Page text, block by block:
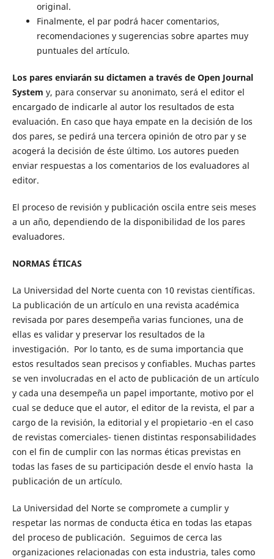
original.
Finalmente, el par podrá hacer comentarios,
recomendaciones y sugerencias sobre apartes muy
puntuales del artículo.
Los pares enviarán su dictamen a través de Open Journal
System y, para conservar su anonimato, será el editor el
encargado de indicarle al autor los resultados de esta
evaluación. En caso que haya empate en la decisión de los
dos pares, se pedirá una tercera opinión de otro par y se
acogerá la decisión de éste último. Los autores pueden
enviar respuestas a los comentarios de los evaluadores al
editor.
El proceso de revisión y publicación oscila entre seis meses
a un año, dependiendo de la disponibilidad de los pares
evaluadores.
NORMAS ÉTICAS
La Universidad del Norte cuenta con 10 revistas científicas.
La publicación de un artículo en una revista académica
revisada por pares desempeña varias funciones, una de
ellas es validar y preservar los resultados de la
investigación. Por lo tanto, es de suma importancia que
estos resultados sean precisos y confiables. Muchas partes
se ven involucradas en el acto de publicación de un artículo
y cada una desempeña un papel importante, motivo por el
cual se deduce que el autor, el editor de la revista, el par a
cargo de la revisión, la editorial y el propietario -en el caso
de revistas comerciales- tienen distintas responsabilidades
con el fin de cumplir con las normas éticas previstas en
todas las fases de su participación desde el envío hasta la
publicación de un artículo.
La Universidad del Norte se compromete a cumplir y
respetar las normas de conducta ética en todas las etapas
del proceso de publicación. Seguimos de cerca las
organizaciones relacionadas con esta industria, tales como